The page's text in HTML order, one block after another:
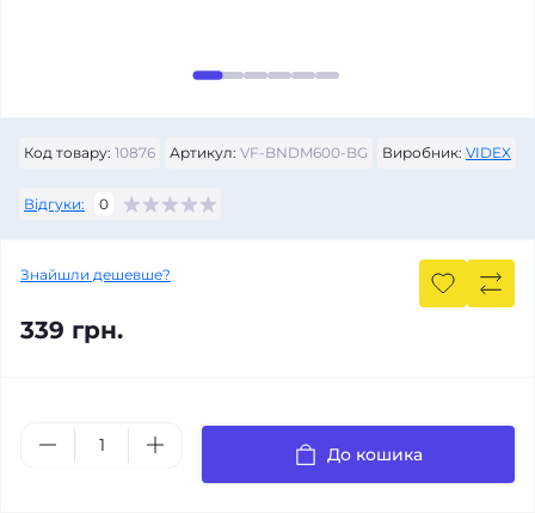
Код товару: 10876 Артикул: VF-BNDM600-BG Виробник: VIDEX
Відгуки: 0
Знайшли дешевше?
339 грн.
До кошика